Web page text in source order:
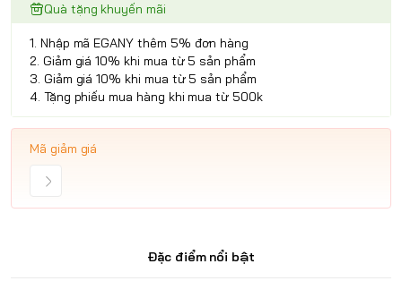
Quà tặng khuyến mãi
1. Nhập mã EGANY thêm 5% đơn hàng
2. Giảm giá 10% khi mua từ 5 sản phẩm
3. Giảm giá 10% khi mua từ 5 sản phẩm
4. Tặng phiếu mua hàng khi mua từ 500k
Mã giảm giá
Đặc điểm nổi bật